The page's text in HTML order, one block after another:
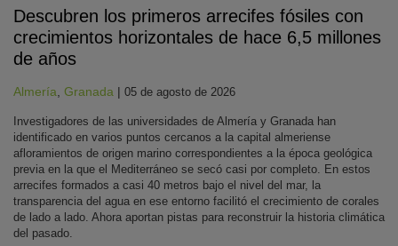
Descubren los primeros arrecifes fósiles con
crecimientos horizontales de hace 6,5 millones
de años
Almería Granada | 05 de agosto de 2026
Investigadores de las universidades de Almería y Granada han
identificado en varios puntos cercanos a la capital almeriense
afloramientos de origen marino correspondientes a la época geológica
previa en la que el Mediterráneo se secó casi por completo. En estos
arrecifes formados a casi 40 metros bajo el nivel del mar, la
transparencia del agua en ese entorno facilitó el crecimiento de corales
de lado a lado. Ahora aportan pistas para reconstruir la historia climática
del pasado.